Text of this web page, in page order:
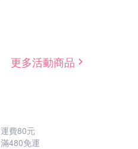
更多活動商品
運費80元
滿480免運